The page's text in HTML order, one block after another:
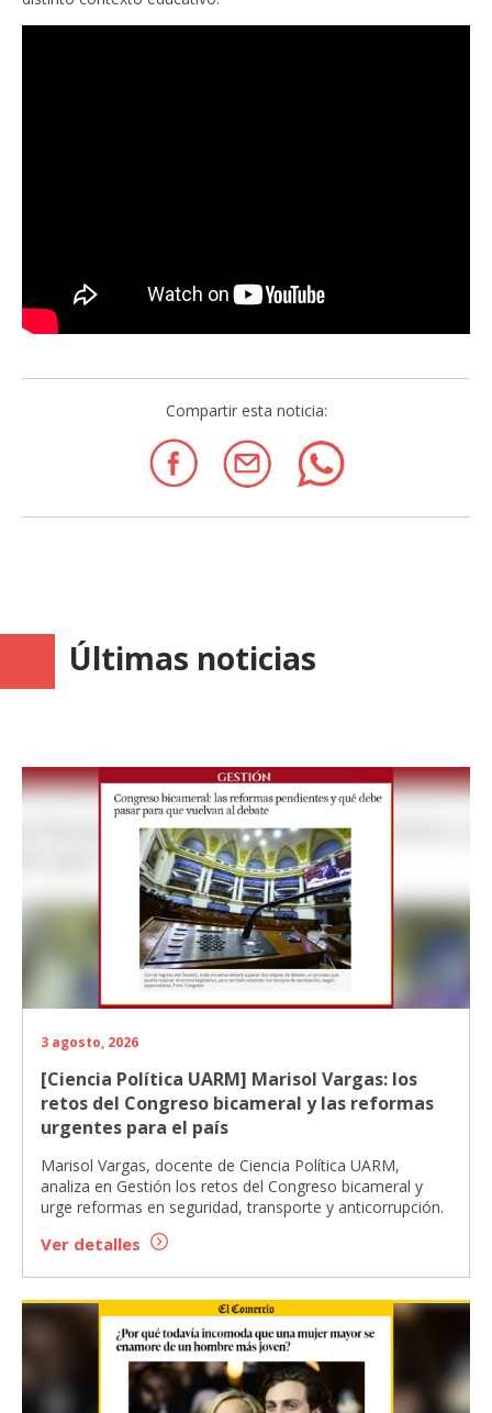
Compartir esta noticia:
Últimas noticias
3 agosto, 2026
[Ciencia Política UARM] Marisol Vargas: los
retos del Congreso bicameral y las reformas
urgentes para el país
Marisol Vargas, docente de Ciencia Política UARM,
analiza en Gestión los retos del Congreso bicameral y
urge reformas en seguridad, transporte y anticorrupción.
Ver detalles